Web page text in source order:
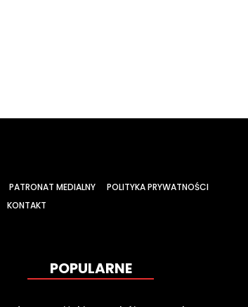
PATRONAT MEDIALNY
POLITYKA PRYWATNOŚCI
KONTAKT
POPULARNE